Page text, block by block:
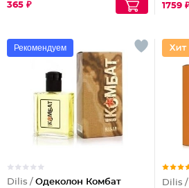
365 ₽ 1759
Рекомендуем
Dilis / Одеколон Комбат Dilis /